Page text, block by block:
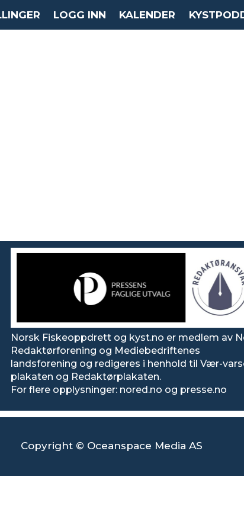
LOGG INN KALENDER
Norsk Fiskeoppdrett og kyst.no er medlem av
Redaktørforening og Mediebedriftenes
landsforening og redigeres i henhold til Vær-
plakaten og Redaktørplakaten.
For flere opplysninger: nored.no og presse.no
Copyright © Oceanspace Media AS